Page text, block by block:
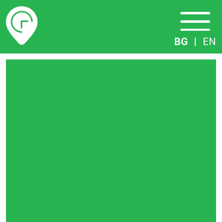
Разписание
BG | EN